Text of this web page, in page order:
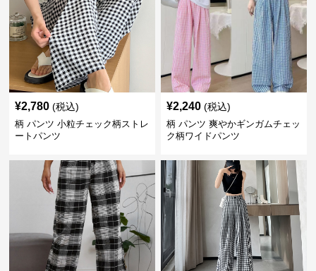
¥2,780 (税込)
柄 パンツ 小粒チェック柄ストレ
ートパンツ
¥2,240 (税込)
柄 パンツ 爽やかギンガムチェッ
ク柄ワイドパンツ